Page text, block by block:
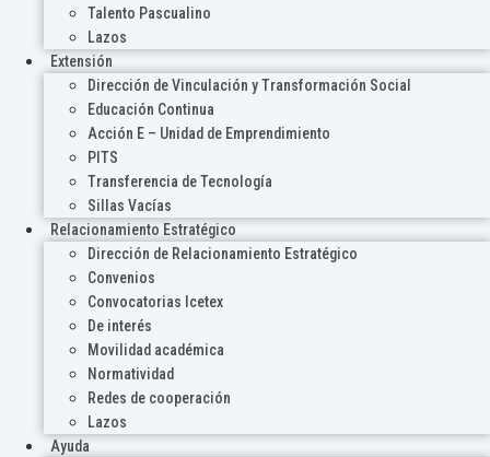
Talento Pascualino
Lazos
Extensión
Dirección de Vinculación y Transformación Social
Educación Continua
Acción E – Unidad de Emprendimiento
PITS
Transferencia de Tecnología
Sillas Vacías
Relacionamiento Estratégico
Dirección de Relacionamiento Estratégico
Convenios
Convocatorias Icetex
De interés
Movilidad académica
Normatividad
Redes de cooperación
Lazos
Ayuda